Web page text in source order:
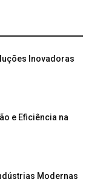
Inovadoras
e Eficiência na
Modernas